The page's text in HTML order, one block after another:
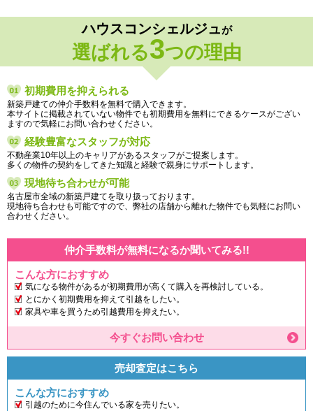
ハウスコンシェルジュが
選ばれる3つの理由
初期費用を抑えられる
新築戸建ての仲介手数料を無料で購入できます。
本サイトに掲載されていない物件でも初期費用を無料にできるケースがござい
ますので気軽にお問い合わせください。
経験豊富なスタッフが対応
不動産業10年以上のキャリアがあるスタッフがご提案します。
多くの物件の契約をしてきた知識と経験で親身にサポートします。
現地待ち合わせが可能
名古屋市全域の新築戸建てを取り扱っております。
現地待ち合わせも可能ですので、弊社の店舗から離れた物件でも気軽にお問い
合わせください。
仲介手数料が無料になるか聞いてみる!!
こんな方におすすめ
気になる物件があるが初期費用が高くて購入を再検討している。
とにかく初期費用を抑えて引越をしたい。
家具や車を買うため引越費用を抑えたい。
今すぐお問い合わせ
売却査定はこちら
こんな方におすすめ
引越のために今住んでいる家を売りたい。